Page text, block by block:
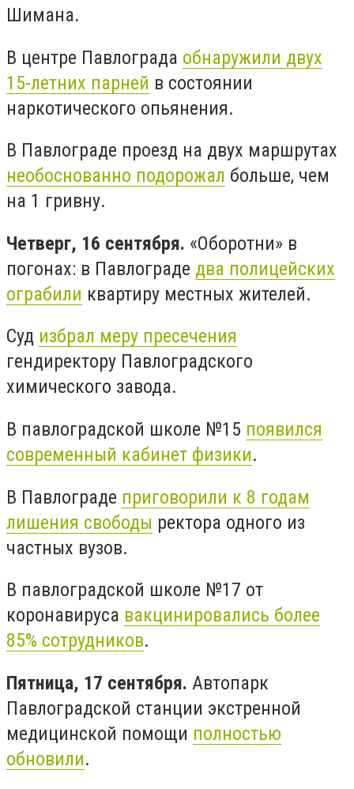
Шимана.
В центре Павлограда обнаружили двух
15-летних парней в состоянии
наркотического опьянения.
В Павлограде проезд на двух маршрутах
необоснованно подорожал больше, чем
на 1 гривну.
Четверг, 16 сентября. «Оборотни» в
погонах: в Павлограде два полицейских
ограбили квартиру местных жителей.
Суд избрал меру пресечения
гендиректору Павлоградского
химического завода.
В павлоградской школе №15 появился
современный кабинет физики.
В Павлограде приговорили к 8 годам
лишения свободы ректора одного из
частных вузов.
В павлоградской школе №17 от
коронавируса вакцинировались более
85% сотрудников.
Пятница, 17 сентября. Автопарк
Павлоградской станции экстренной
медицинской помощи полностью
обновили.